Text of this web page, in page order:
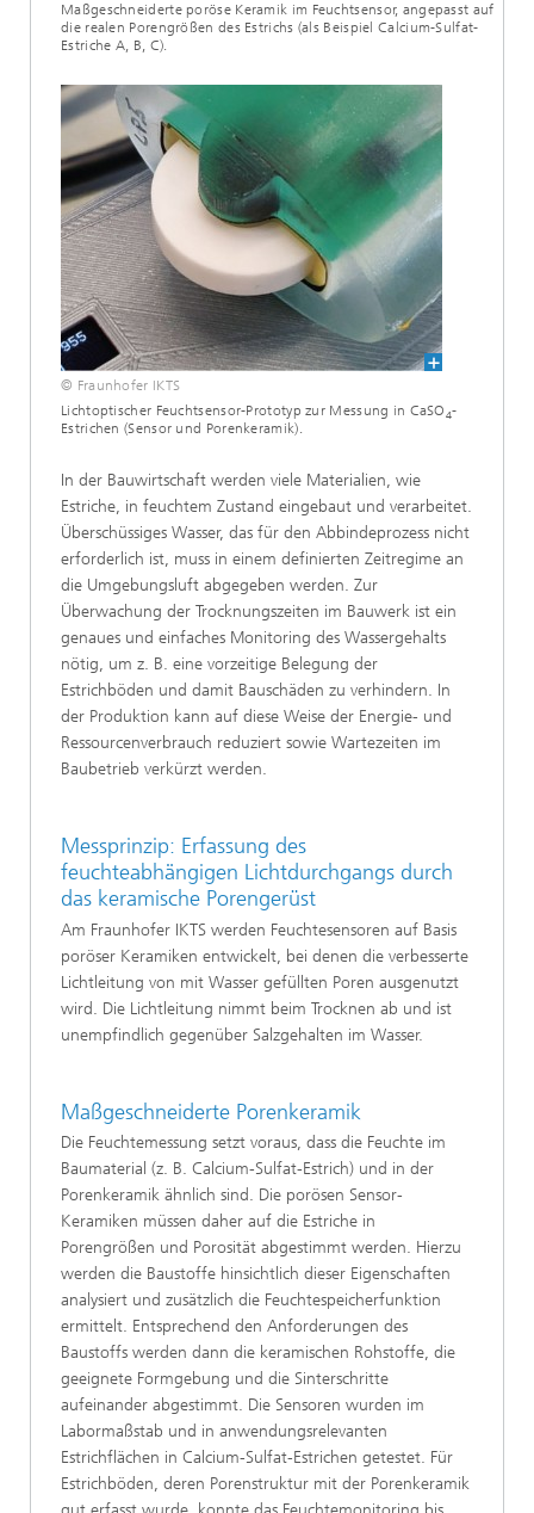
Maßgeschneiderte poröse Keramik im Feuchtsensor, angepasst auf
die realen Porengrößen des Estrichs (als Beispiel Calcium-Sulfat-
Estriche A, B, C).
© Fraunhofer IKTS
Lichtoptischer Feuchtsensor-Prototyp zur Messung in CaSO 4-
Estrichen (Sensor und Porenkeramik).
In der Bauwirtschaft werden viele Materialien, wie
Estriche, in feuchtem Zustand eingebaut und verarbeitet.
Überschüssiges Wasser, das für den Abbindeprozess nicht
erforderlich ist, muss in einem definierten Zeitregime an
die Umgebungsluft abgegeben werden. Zur
Überwachung der Trocknungszeiten im Bauwerk ist ein
genaues und einfaches Monitoring des Wassergehalts
nötig, um z. B. eine vorzeitige Belegung der
Estrichböden und damit Bauschäden zu verhindern. In
der Produktion kann auf diese Weise der Energie- und
Ressourcenverbrauch reduziert sowie Wartezeiten im
Baubetrieb verkürzt werden.
Messprinzip: Erfassung des
feuchteabhängigen Lichtdurchgangs durch
das keramische Porengerüst
Am Fraunhofer IKTS werden Feuchtesensoren auf Basis
poröser Keramiken entwickelt, bei denen die verbesserte
Lichtleitung von mit Wasser gefüllten Poren ausgenutzt
wird. Die Lichtleitung nimmt beim Trocknen ab und ist
unempfindlich gegenüber Salzgehalten im Wasser.
Maßgeschneiderte Porenkeramik
Die Feuchtemessung setzt voraus, dass die Feuchte im
Baumaterial (z. B. Calcium-Sulfat-Estrich) und in der
Porenkeramik ähnlich sind. Die porösen Sensor-
Keramiken müssen daher auf die Estriche in
Porengrößen und Porosität abgestimmt werden. Hierzu
werden die Baustoffe hinsichtlich dieser Eigenschaften
analysiert und zusätzlich die Feuchtespeicherfunktion
ermittelt. Entsprechend den Anforderungen des
Baustoffs werden dann die keramischen Rohstoffe, die
geeignete Formgebung und die Sinterschritte
aufeinander abgestimmt. Die Sensoren wurden im
Labormaßstab und in anwendungsrelevanten
Estrichflächen in Calcium-Sulfat-Estrichen getestet. Für
Estrichböden, deren Porenstruktur mit der Porenkeramik